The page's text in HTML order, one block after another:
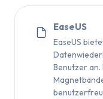
EaseUS
EaseUS
Benutzer